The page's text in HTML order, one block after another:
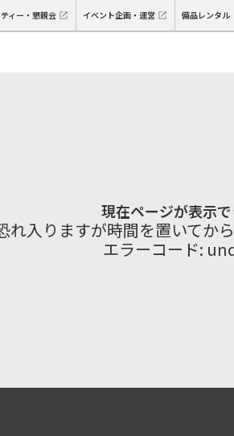
ィー・懇親会 イベント企画・運営 備品レンタル
現在ページが表示
れ入りますが時間を置いてか
エラーコード: